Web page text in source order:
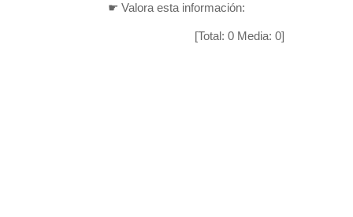
☛ Valora esta información:
[Total: 0 Media: 0]